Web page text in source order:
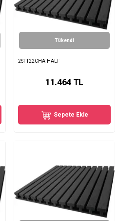
Tükendi
2SFT22CHA-HALF
11.464TL
Sepete Ekle